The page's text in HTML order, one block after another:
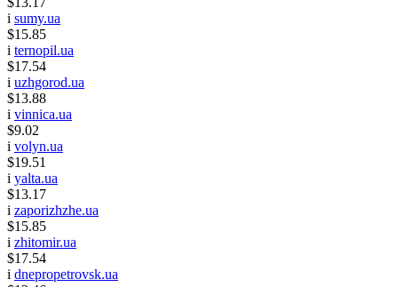
i sumy.ua
$15.85
i ternopil.ua
$17.54
i uzhgorod.ua
$13.88
i vinnica.ua
$9.02
i volyn.ua
$19.51
i yalta.ua
$13.17
i zaporizhzhe.ua
$15.85
i zhitomir.ua
$17.54
i dnepropetrovsk.ua